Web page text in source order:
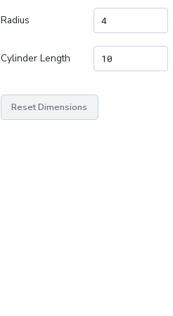
Radius
Cylinder Length
Reset Dimensions